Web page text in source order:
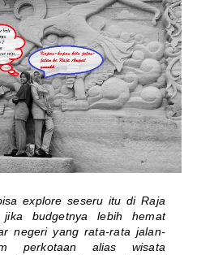
explore seseru itu di Raja
jika budgetnya lebih hemat
negeri yang rata-rata jalan-
perkotaan alias wisata